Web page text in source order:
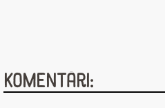
Komentāri: